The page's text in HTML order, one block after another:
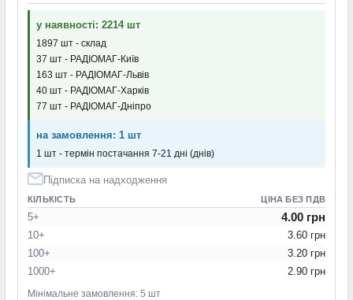
у наявності: 2214 шт
1897 шт - склад
37 шт - РАДІОМАГ-Київ
163 шт - РАДІОМАГ-Львів
40 шт - РАДІОМАГ-Харків
77 шт - РАДІОМАГ-Дніпро
на замовлення: 1 шт
1 шт - термін постачання 7-21 дні (днів)
Підписка на надходження
КІЛЬКІСТЬ ЦІНА БЕЗ ПДВ
5+ 4.00 грн
10+
3.60 грн
100+
3.20 грн
1000+
2.90 грн
Мінімальне замовлення: 5 шт